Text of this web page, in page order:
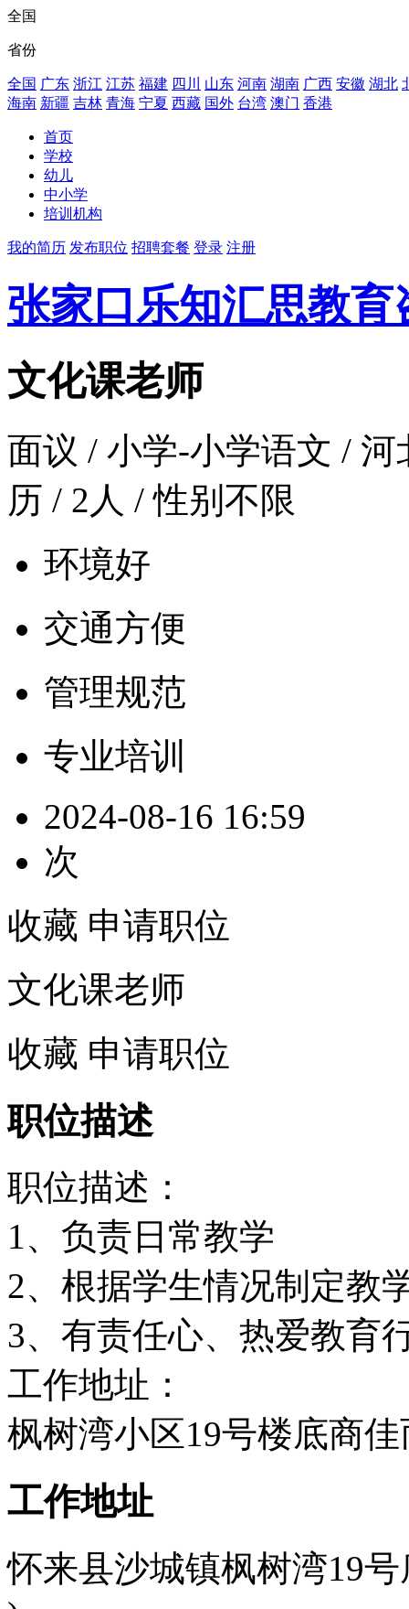
全国
省份
全国 广东 浙江 江苏 福建 四川 山东 河南 湖南 广西 安徽 湖北
海南 新疆 吉林 青海 宁夏 西藏 国外 台湾 澳门 香港
首页
学校
幼儿
中小学
培训机构
我的简历 发布职位 招聘套餐 登录 注册
张家口乐知汇思教育
文化课老师
面议 / 小学-小学语文 /
历 / 2人 / 性别不限
环境好
交通方便
管理规范
专业培训
2024-08-16 16:59
次
收藏 申请职位
文化课老师
收藏 申请职位
职位描述
职位描述：
1、负责日常教学
2、根据学生情况制定教
3、有责任心、热爱教育
工作地址：
枫树湾小区19号楼底商
工作地址
怀来县沙城镇枫树湾19